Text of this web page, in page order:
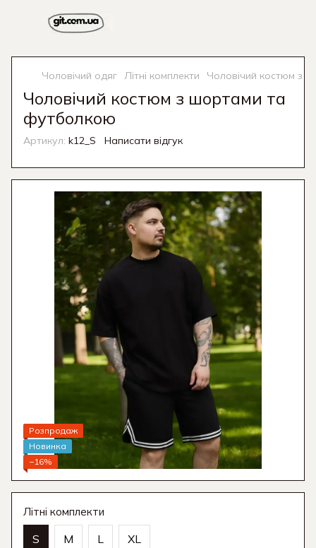
Чоловічий одяг Літні комплекти Чоловічий костюм з
Чоловічий костюм з шортами та
футболкою
Артикул: k12_S Написати відгук
Розпродаж
Новинка
−16%
Літні комплекти
S M L XL